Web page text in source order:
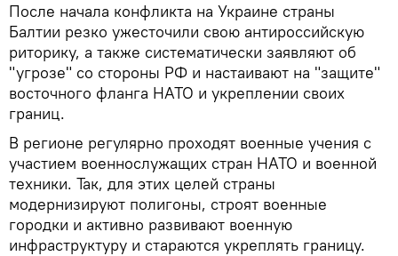
После начала конфликта на Украине страны
Балтии резко ужесточили свою антироссийскую
риторику, а также систематически заявляют об
"угрозе" со стороны РФ и настаивают на "защите"
восточного фланга НАТО и укреплении своих
границ.
В регионе регулярно проходят военные учения с
участием военнослужащих стран НАТО и военной
техники. Так, для этих целей страны
модернизируют полигоны, строят военные
городки и активно развивают военную
инфраструктуру и стараются укреплять границу.